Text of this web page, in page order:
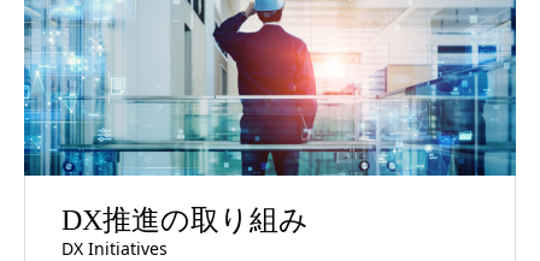
DX推進の取り組み
DX Initiatives